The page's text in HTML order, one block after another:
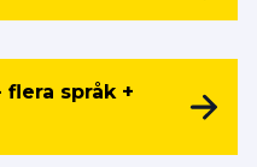
språk +